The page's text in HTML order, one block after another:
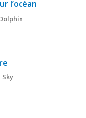
l’océan
Sky